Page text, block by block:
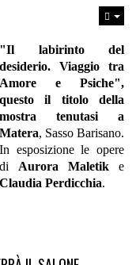
"Il labirinto del
desiderio. Viaggio tra
Amore e Psiche",
questo il titolo della
mostra tenutasi a
Matera, Sasso Barisano.
In esposizione le opere
di Aurora Maletik e
Claudia Perdicchia.